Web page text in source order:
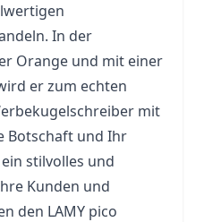
In der
Orange und mit einer
er zum echten
mit
Botschaft und Ihr
stilvolles und
Kunden und
den LAMY pico